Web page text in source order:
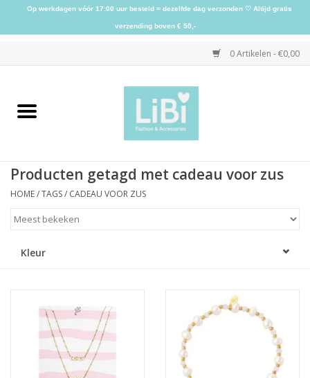
0 Artikelen - €0,00
Home
Schoenen
Home deco
Producten getagd met cadeau voor zus
HOME/TAGS/ CADEAU VOOR ZUS
Kleur
Op werkdagen vóór 17:00 uur besteld = dezelfde dag verzonden ♡ Altijd gratis
verzending boven € 50,-